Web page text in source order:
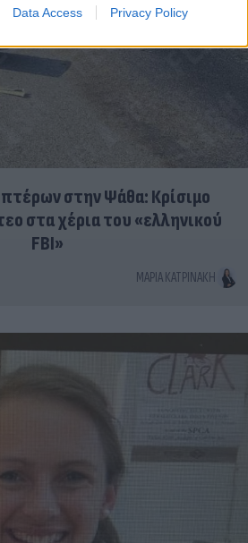
Data Access Privacy Policy
στην Ψάθα: Κρίσιμο
στα χέρια του «ελληνικού
FBI»
ΜΑΡΊΑ ΚΑΤΡΙΝΆΚΗ